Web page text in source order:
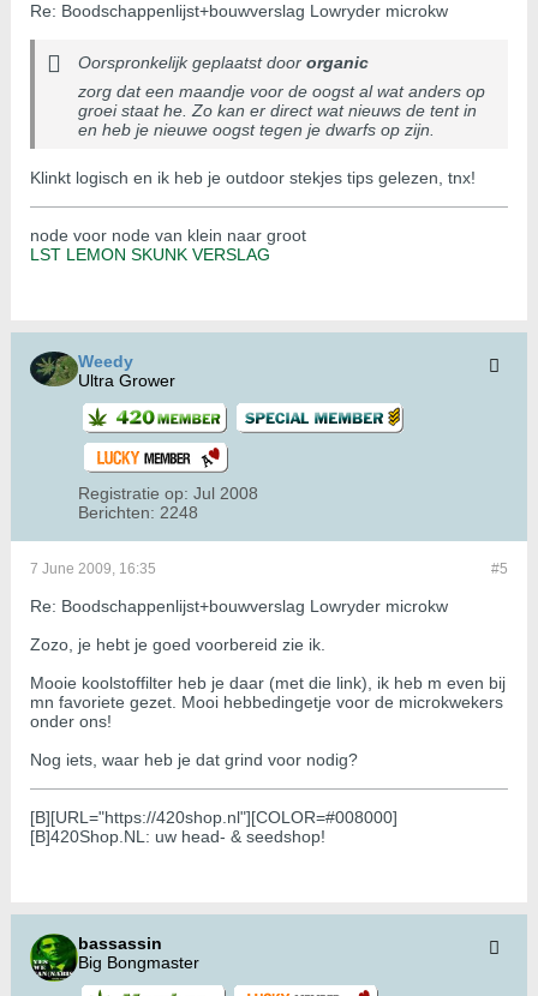
Re: Boodschappenlijst+bouwverslag Lowryder microkw
Oorspronkelijk geplaatst door organic
zorg dat een maandje voor de oogst al wat anders op
groei staat he. Zo kan er direct wat nieuws de tent in
en heb je nieuwe oogst tegen je dwarfs op zijn.
Klinkt logisch en ik heb je outdoor stekjes tips gelezen, tnx!
node voor node van klein naar groot
LST LEMON SKUNK VERSLAG
Weedy
Ultra Grower
Registratie op: Jul 2008
Berichten: 2248
#5
7 June 2009, 16:35
Re: Boodschappenlijst+bouwverslag Lowryder microkw
Zozo, je hebt je goed voorbereid zie ik.
Mooie koolstoffilter heb je daar (met die link), ik heb m even bij
mn favoriete gezet. Mooi hebbedingetje voor de microkwekers
onder ons!
Nog iets, waar heb je dat grind voor nodig?
[B][URL="https://420shop.nl"][COLOR=#008000]
[B]420Shop.NL: uw head- & seedshop!
bassassin
Big Bongmaster